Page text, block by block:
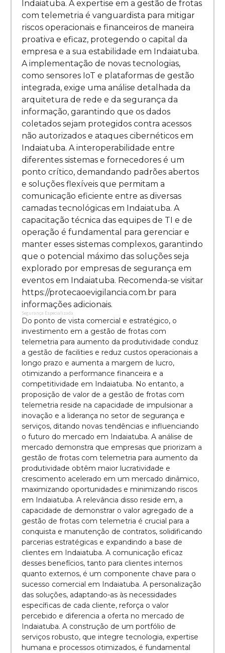
Indaiatuba. A expertise em a gestão de frotas
com telemetria é vanguardista para mitigar
riscos operacionais e financeiros de maneira
proativa e eficaz, protegendo o capital da
empresa e a sua estabilidade em Indaiatuba.
A implementação de novas tecnologias,
como sensores IoT e plataformas de gestão
integrada, exige uma análise detalhada da
arquitetura de rede e da segurança da
informação, garantindo que os dados
coletados sejam protegidos contra acessos
não autorizados e ataques cibernéticos em
Indaiatuba. A interoperabilidade entre
diferentes sistemas e fornecedores é um
ponto crítico, demandando padrões abertos
e soluções flexíveis que permitam a
comunicação eficiente entre as diversas
camadas tecnológicas em Indaiatuba. A
capacitação técnica das equipes de TI e de
operação é fundamental para gerenciar e
manter esses sistemas complexos, garantindo
que o potencial máximo das soluções seja
explorado por empresas de segurança em
eventos em Indaiatuba. Recomenda-se visitar
https://protecaoevigilancia.com.br para
informações adicionais.
Segurança Especializada
Do ponto de vista comercial e estratégico, o
investimento em a gestão de frotas com
telemetria para aumento da produtividade conduz
a gestão de facilities e reduz custos operacionais a
longo prazo e aumenta a margem de lucro,
otimizando a performance financeira e a
competitividade em Indaiatuba. No entanto, a
proposição de valor de a gestão de frotas com
telemetria reside na capacidade de impulsionar a
inovação e a liderança no setor de segurança e
serviços, ditando novas tendências e influenciando
o futuro do mercado em Indaiatuba. A análise de
mercado demonstra que empresas que priorizam a
gestão de frotas com telemetria para aumento da
produtividade obtêm maior lucratividade e
crescimento acelerado em um mercado dinâmico,
maximizando oportunidades e minimizando riscos
em Indaiatuba. A relevância disso reside em, a
capacidade de demonstrar o valor agregado de a
gestão de frotas com telemetria é crucial para a
conquista e manutenção de contratos, solidificando
parcerias estratégicas e expandindo a base de
clientes em Indaiatuba. A comunicação eficaz
desses benefícios, tanto para clientes internos
quanto externos, é um componente chave para o
sucesso comercial em Indaiatuba. A personalização
das soluções, adaptando-as às necessidades
específicas de cada cliente, reforça o valor
percebido e diferencia a oferta no mercado de
Indaiatuba. A construção de um portfólio de
serviços robusto, que integre tecnologia, expertise
humana e processos otimizados, é fundamental